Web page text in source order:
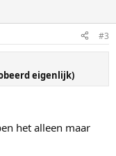
#3
eigenlijk)
het alleen maar